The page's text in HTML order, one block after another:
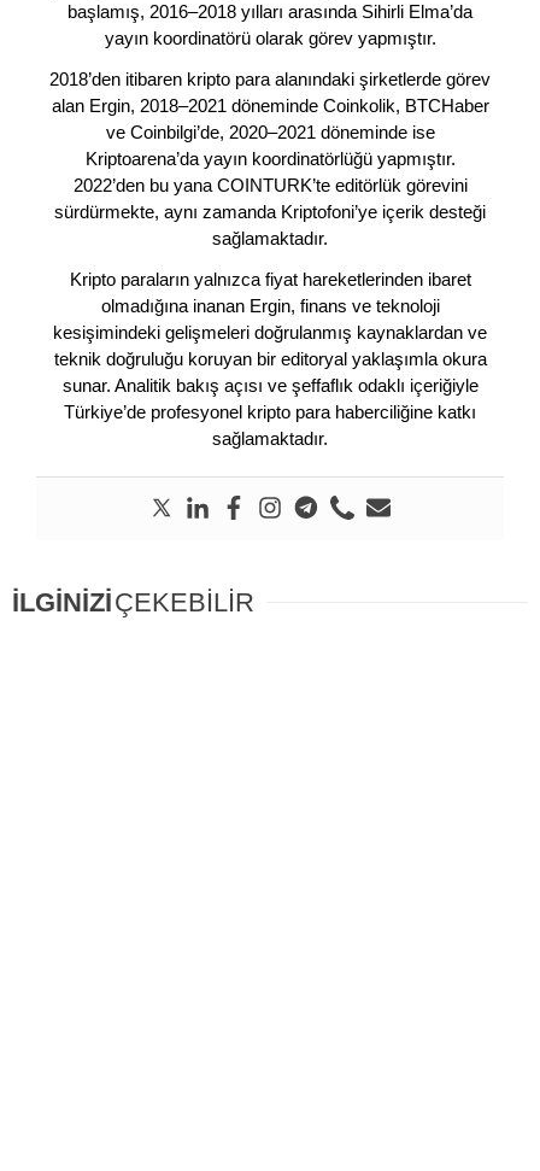
başlamış, 2016–2018 yılları arasında Sihirli Elma’da
yayın koordinatörü olarak görev yapmıştır.
2018’den itibaren kripto para alanındaki şirketlerde görev
alan Ergin, 2018–2021 döneminde Coinkolik, BTCHaber
ve Coinbilgi’de, 2020–2021 döneminde ise
Kriptoarena’da yayın koordinatörlüğü yapmıştır.
2022’den bu yana COINTURK’te editörlük görevini
sürdürmekte, aynı zamanda Kriptofoni’ye içerik desteği
sağlamaktadır.
Kripto paraların yalnızca fiyat hareketlerinden ibaret
olmadığına inanan Ergin, finans ve teknoloji
kesişimindeki gelişmeleri doğrulanmış kaynaklardan ve
teknik doğruluğu koruyan bir editoryal yaklaşımla okura
sunar. Analitik bakış açısı ve şeffaflık odaklı içeriğiyle
Türkiye’de profesyonel kripto para haberciliğine katkı
sağlamaktadır.
İLGİNİZİÇEKEBİLİR